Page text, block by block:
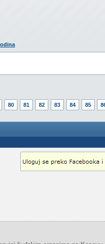
80 81 82 83 84 85